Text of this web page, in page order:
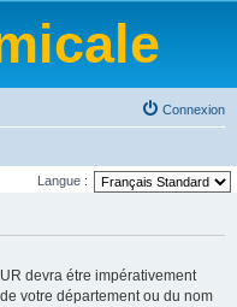
Connexion
Langue :
devra étre impérativement
votre département ou du nom